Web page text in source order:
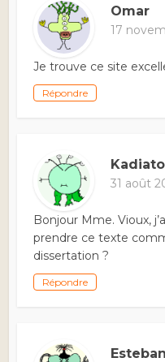
Omar
17
Je trouve ce site
Répondre
31 août
Bonjour Mme. Vioux,
prendre ce texte
dissertation ?
Répondre
Esteban